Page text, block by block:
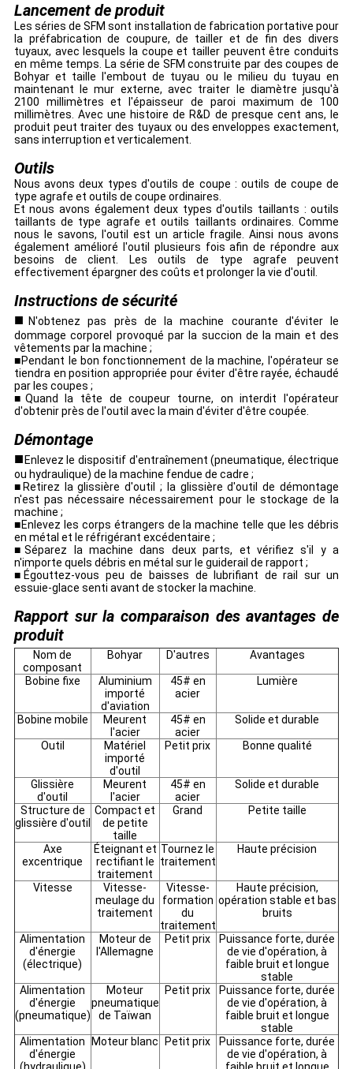
Lancement de produit
Les séries de SFM sont installation de fabrication portative pour
la préfabrication de coupure, de tailler et de fin des divers
tuyaux, avec lesquels la coupe et tailler peuvent être conduits
en même temps. La série de SFM construite par des coupes de
Bohyar et taille l'embout de tuyau ou le milieu du tuyau en
maintenant le mur externe, avec traiter le diamètre jusqu'à
2100 millimètres et l'épaisseur de paroi maximum de 100
millimètres. Avec une histoire de R&D de presque cent ans, le
produit peut traiter des tuyaux ou des enveloppes exactement,
sans interruption et verticalement.
Outils
Nous avons deux types d'outils de coupe : outils de coupe de
type agrafe et outils de coupe ordinaires.
Et nous avons également deux types d'outils taillants : outils
taillants de type agrafe et outils taillants ordinaires. Comme
nous le savons, l'outil est un article fragile. Ainsi nous avons
également amélioré l'outil plusieurs fois afin de répondre aux
besoins de client. Les outils de type agrafe peuvent
effectivement épargner des coûts et prolonger la vie d'outil.
Instructions de sécurité
■N'obtenez pas près de la machine courante d'éviter le
dommage corporel provoqué par la succion de la main et des
vêtements par la machine ;
■Pendant le bon fonctionnement de la machine, l'opérateur se
tiendra en position appropriée pour éviter d'être rayée, échaudé
par les coupes ;
■Quand la tête de coupeur tourne, on interdit l'opérateur
d'obtenir près de l'outil avec la main d'éviter d'être coupée.
Démontage
■ Enlevez le dispositif d'entraînement (pneumatique, électrique
ou hydraulique) de la machine fendue de cadre ;
■Retirez la glissière d'outil ; la glissière d'outil de démontage
n'est pas nécessaire nécessairement pour le stockage de la
machine ;
■Enlevez les corps étrangers de la machine telle que les débris
en métal et le réfrigérant excédentaire ;
■Séparez la machine dans deux parts, et vérifiez s'il y a
n'importe quels débris en métal sur le guiderail de rapport ;
■Égouttez-vous peu de baisses de lubrifiant de rail sur un
essuie-glace senti avant de stocker la machine.
Rapport sur la comparaison des avantages de
produit
Nom de
composant
Bohyar D'autres Avantages
Bobine fixe
Aluminium
importé
d'aviation
45# en
acier
Lumière
Bobine mobile
Meurent
l'acier
45# en
acier
Solide et durable
Outil
Matériel
importé
d'outil
Petit prix Bonne qualité
Glissière
d'outil
Meurent
l'acier
45# en
acier
Solide et durable
Structure de
glissière d'outil
Compact et
de petite
taille
Grand Petite taille
Axe
excentrique
Éteignant et
rectifiant le
traitement
Tournez le
traitement
Haute précision
Vitesse
Vitesse-
meulage du
traitement
Vitesse-
formation
du
traitement
Haute précision,
opération stable et bas
bruits
Alimentation
d'énergie
(électrique)
Moteur de
l'Allemagne
Petit prix
Puissance forte, durée
de vie d'opération, à
faible bruit et longue
stable
Alimentation
d'énergie
(pneumatique)
Moteur
pneumatique
de Taïwan
Petit prix
Puissance forte, durée
de vie d'opération, à
faible bruit et longue
stable
Alimentation
d'énergie
Moteur blanc Petit prix
Puissance forte, durée
de vie d'opération, à